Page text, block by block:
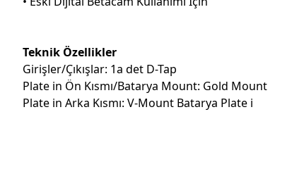
Teknik Özellikler
Girişler/Çıkışlar: 1a det D-Tap
Plate in Ön Kısmı/Batarya Mount: Gold Mount
Plate in Arka Kısmı: V-Mount Batarya Plate i